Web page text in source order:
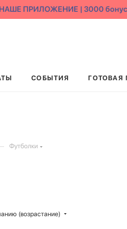
ПРИЛОЖЕНИЕ | 3000 бонусов
СОБЫТИЯ ГОТОВАЯ
Футболки
(возрастание)